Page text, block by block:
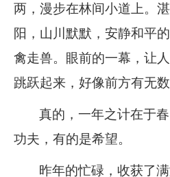
数字报
两，漫步在林间小道上。
阳，山川默默，安静和平
禽走兽。眼前的一幕，让
跳跃起来，好像前方有无
真的，一年之计在于
功夫，有的是希望。
昨年的忙碌，收获了